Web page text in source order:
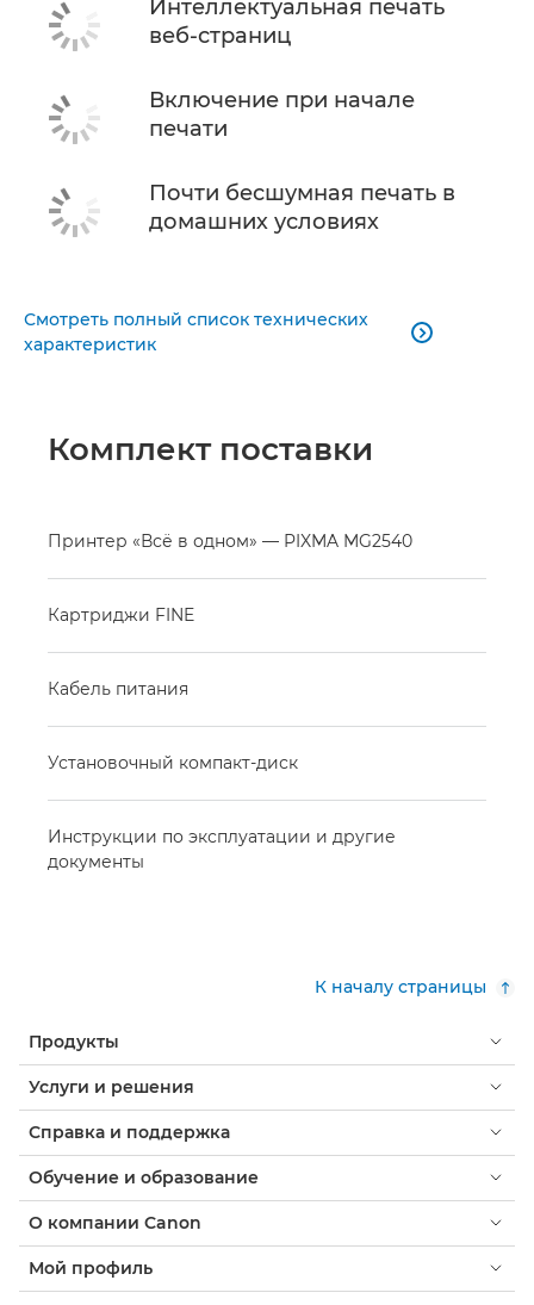
Интеллектуальная печать
веб-страниц
Включение при начале
печати
Почти бесшумная печать в
домашних условиях
Смотреть полный список технических
характеристик

Комплект поставки
Принтер «Всё в одном» — PIXMA MG2540
Картриджи FINE
Кабель питания
Установочный компакт-диск
Инструкции по эксплуатации и другие
документы
К началу страницы
Продукты
Услуги и решения
Справка и поддержка
Обучение и образование
О компании Canon
Мой профиль